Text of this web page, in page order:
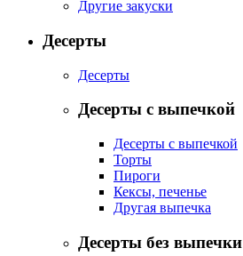
Другие закуски
Десерты
Десерты
Десерты с выпечкой
Десерты с выпечкой
Торты
Пироги
Кексы, печенье
Другая выпечка
Десерты без выпечки